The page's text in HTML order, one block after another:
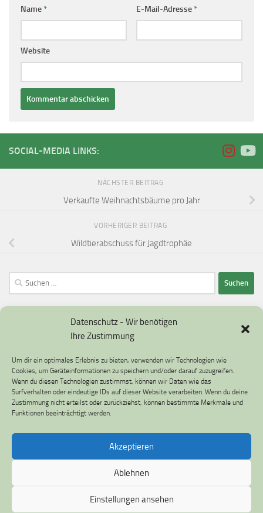
Datenschutz - Wir benötigen
Ihre Zustimmung
Um dir ein optimales Erlebnis zu bieten, verwenden wir Technologien wie
Cookies, um Geräteinformationen zu speichern und/oder darauf zuzugreifen.
Wenn du diesen Technologien zustimmst, können wir Daten wie das
Surfverhalten oder eindeutige IDs auf dieser Website verarbeiten. Wenn du deine
Zustimmung nicht erteilst oder zurückziehst, können bestimmte Merkmale und
Funktionen beeinträchtigt werden.
Akzeptieren
Ablehnen
Einstellungen ansehen
Name* E-Mail-Adresse*
Website
SOCIAL-MEDIA LINKS:
NÄCHSTER BEITRAG
Verkaufte Weihnachtsbäume pro Jahr
VORHERIGER BEITRAG
Wildtierabschuss für Jagdtrophäe
Suchen
nach:
Datenschutzerklärung
Impressum
Cookie-Richtlinie (EU)